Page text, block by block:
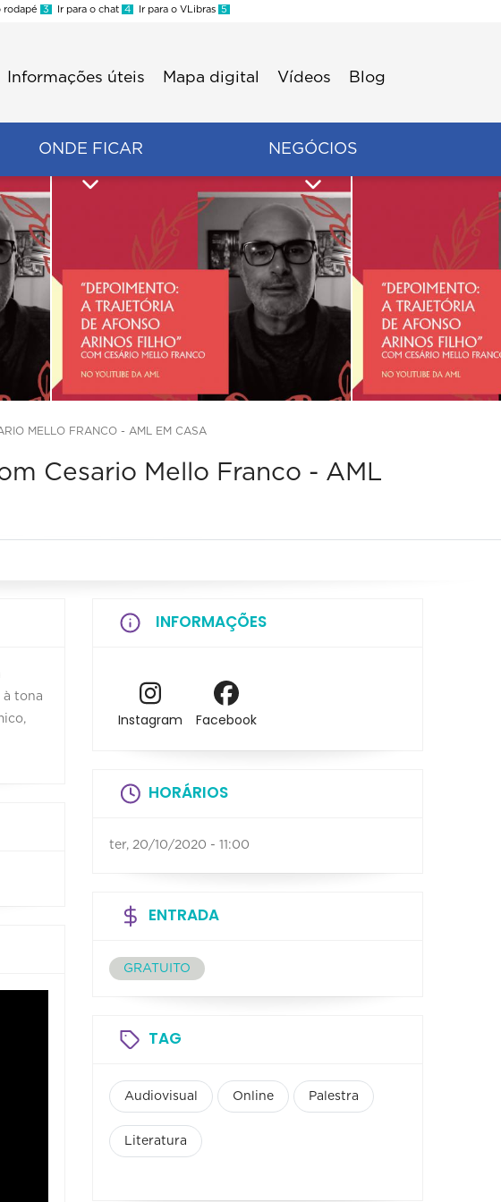
rodapé 3 Ir para o chat 4 Ir para o VLibras 5
Informações úteis Mapa digital Vídeos Blog
ONDE FICAR NEGÓCIOS
MELLO FRANCO - AML EM CASA
Cesario Mello Franco - AML
à tona
INFORMAÇÕES
Instagram Facebook
HORÁRIOS
ter, 20/10/2020 - 11:00
ENTRADA
GRATUITO
TAG
Audiovisual Online Palestra
Literatura